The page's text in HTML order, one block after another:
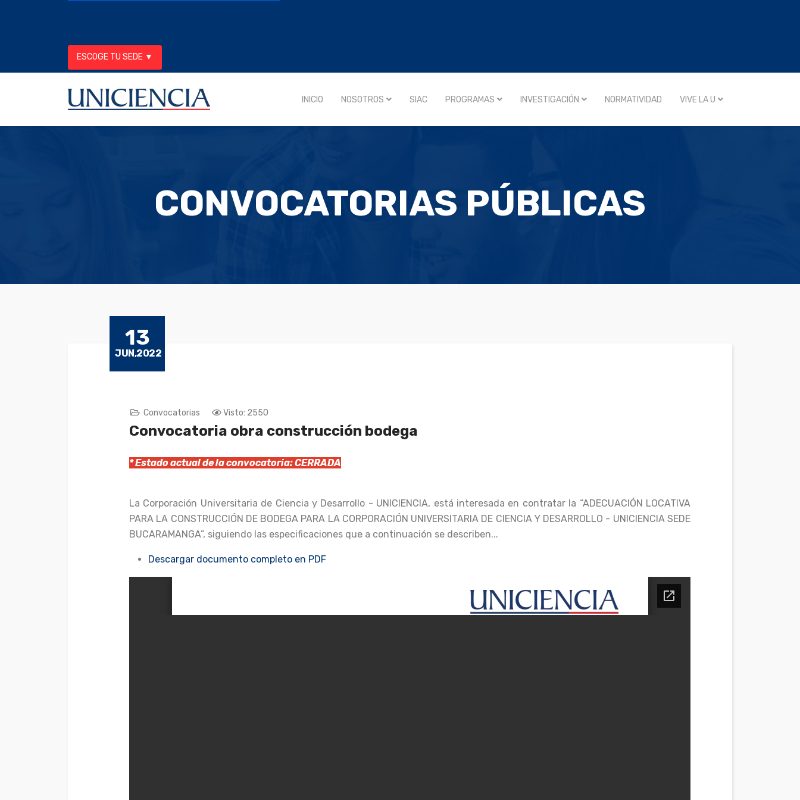
ESCOGE TU SEDE ▼
INICIO NOSOTROS SIAC PROGRAMAS INVESTIGACIÓN NORMATIVIDAD VIVE LA U
CONVOCATORIAS PÚBLICAS
13
JUN,2022
Convocatorias Visto: 2550
Convocatoria obra construcción bodega
* Estado actual de la convocatoria: CERRADA
La Corporación Universitaria de Ciencia y Desarrollo - UNICIENCIA, está interesada en contratar la “ADECUACIÓN LOCATIVA
PARA LA CONSTRUCCIÓN DE BODEGA PARA LA CORPORACIÓN UNIVERSITARIA DE CIENCIA Y DESARROLLO - UNICIENCIA SEDE
BUCARAMANGA”, siguiendo las especificaciones que a continuación se describen...
Descargar documento completo en PDF